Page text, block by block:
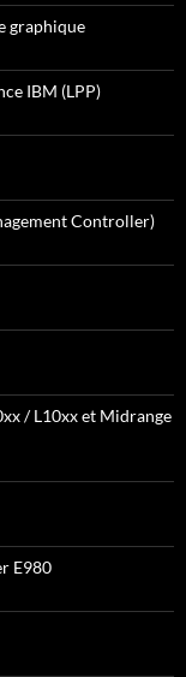
graphique
IBM (LPP)
Controller)
/ L10xx et Midrange
E980